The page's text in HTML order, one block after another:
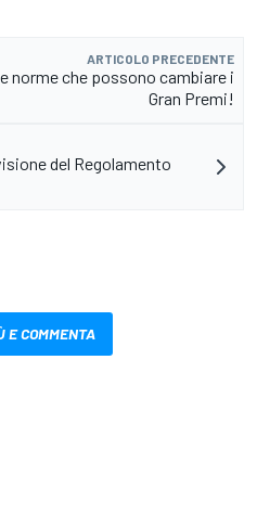
ARTICOLO PRECEDENTE
norme che possono cambiare i
Gran Premi!
del Regolamento
E COMMENTA